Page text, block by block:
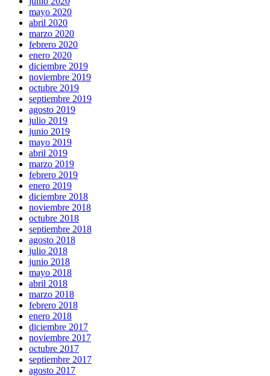
mayo 2020
abril 2020
marzo 2020
febrero 2020
enero 2020
diciembre 2019
noviembre 2019
octubre 2019
septiembre 2019
agosto 2019
julio 2019
junio 2019
mayo 2019
abril 2019
marzo 2019
febrero 2019
enero 2019
diciembre 2018
noviembre 2018
octubre 2018
septiembre 2018
agosto 2018
julio 2018
junio 2018
mayo 2018
abril 2018
marzo 2018
febrero 2018
enero 2018
diciembre 2017
noviembre 2017
octubre 2017
septiembre 2017
agosto 2017